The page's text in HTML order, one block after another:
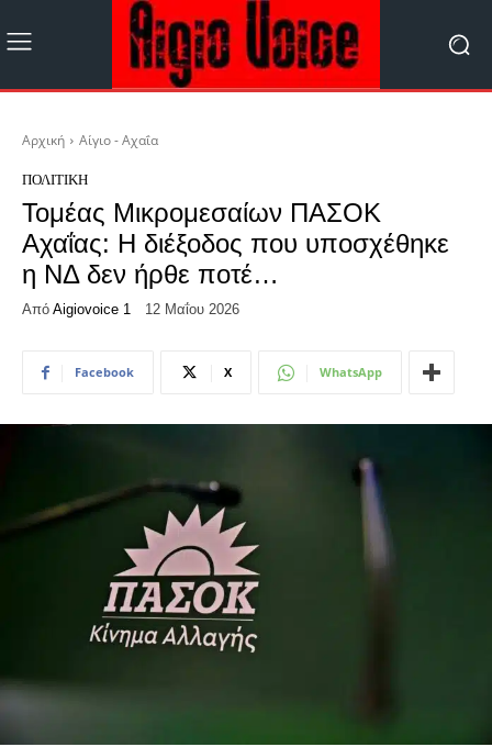
Αρχική Αίγιο - Αχαΐα
ΠΟΛΙΤΙΚΉ
Τομέας Μικρομεσαίων ΠΑΣΟΚ
Αχαΐας: Η διέξοδος που υποσχέθηκε
η ΝΔ δεν ήρθε ποτέ…
Από Aigiovoice 1 12 Μαΐου 2026
Facebook X WhatsApp